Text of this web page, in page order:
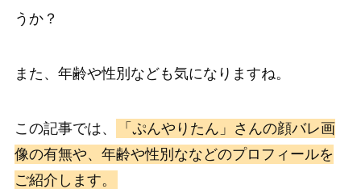
うか？
また、年齢や性別なども気になりますね。
この記事では、
「ぷんやりたん」さんの顔バレ画
像の有無や、年齢や性別ななどのプロフィールを
ご紹介します。